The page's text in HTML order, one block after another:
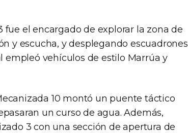
fue el encargado de explorar la zona de
y escucha, y desplegando escuadrones
empleó vehículos de estilo Marrúa y
10 montó un puente táctico
un curso de agua. Además,
3 con una sección de apertura de